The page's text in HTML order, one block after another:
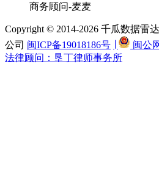
商务顾问-麦麦
Copyright © 2014-2026 千瓜数据雷
公司 闽ICP备19018186号
闽公
法律顾问：垦丁律师事务所